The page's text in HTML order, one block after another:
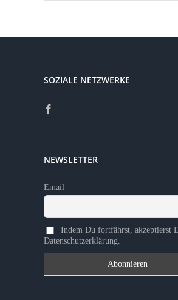
SOZIALE NETZWERKE
NEWSLETTER
Email
Indem Du fortfährst, akzeptierst
Datenschutzerklärung.